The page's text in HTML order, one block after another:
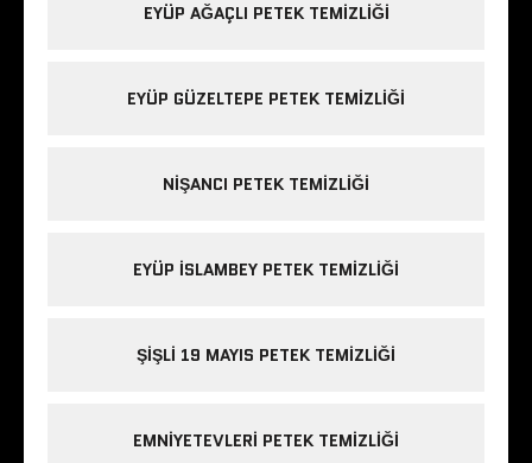
EYÜP AĞAÇLI PETEK TEMIZLIĞI
EYÜP GÜZELTEPE PETEK TEMIZLIĞI
NIŞANCI PETEK TEMIZLIĞI
EYÜP ISLAMBEY PETEK TEMIZLIĞI
ŞIŞLI 19 MAYIS PETEK TEMIZLIĞI
EMNIYETEVLERI PETEK TEMIZLIĞI